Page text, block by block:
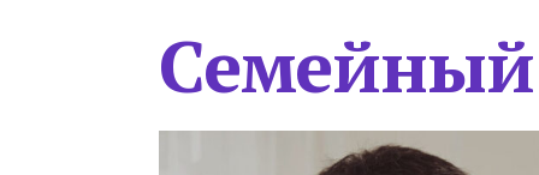
Семейный